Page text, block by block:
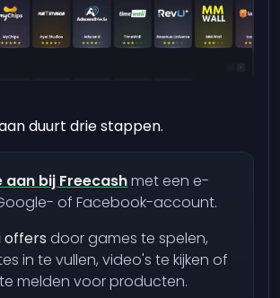
duurt drie stappen.
aan bij Freecashmet een e-
of Facebook-account.
offers door games te spelen,
in te vullen, video's te kijken of
melden voor producten.